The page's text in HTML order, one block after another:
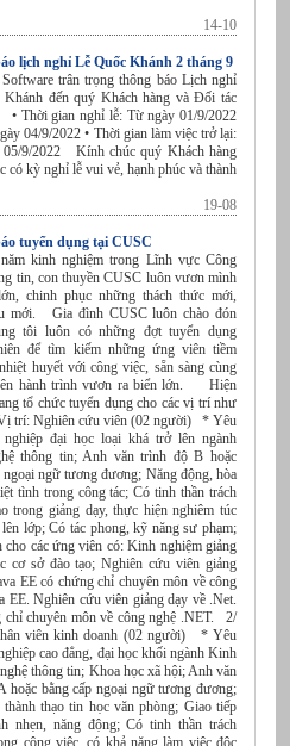
14-10
lịch nghỉ Lễ Quốc Khánh 2 tháng 9
trân trọng thông báo Lịch nghỉ
Khánh đến quý Khách hàng và Đối tác
• Thời gian nghỉ lễ: Từ ngày 01/9/2022
04/9/2022 • Thời gian làm việc trở lại:
9/2022 Kính chúc quý Khách hàng
có kỳ nghỉ lễ vui vẻ, hạnh phúc và thành
19-08
tuyển dụng tại CUSC
kinh nghiệm trong Lĩnh vực Công
tin, con thuyền CUSC luôn vươn mình
chinh phục những thách thức mới,
mới. Gia đình CUSC luôn chào đón
tôi luôn có những đợt tuyển dụng
để tìm kiếm những ứng viên tiềm
huyết với công việc, sẵn sàng cùng
hành trình vươn ra biển lớn. Hiện
tổ chức tuyển dụng cho các vị trí như
trí: Nghiên cứu viên (02 người) * Yêu
nghiệp đại học loại khá trở lên ngành
thông tin; Anh văn trình độ B hoặc
ngoại ngữ tương đương; Năng động, hòa
tình trong công tác; Có tinh thần trách
trong giảng dạy, thực hiện nghiêm túc
lớp; Có tác phong, kỹ năng sư phạm;
các ứng viên có: Kinh nghiệm giảng
cơ sở đào tạo; Nghiên cứu viên giảng
EE có chứng chỉ chuyên môn về công
EE. Nghiên cứu viên giảng dạy về .Net.
chỉ chuyên môn về công nghệ .NET. 2/
viên kinh doanh (02 người) * Yêu
cao đẳng, đại học khối ngành Kinh
thông tin; Khoa học xã hội; Anh văn
hoặc bằng cấp ngoại ngữ tương đương;
thạo tin học văn phòng; Giao tiếp
nhẹn, năng động; Có tinh thần trách